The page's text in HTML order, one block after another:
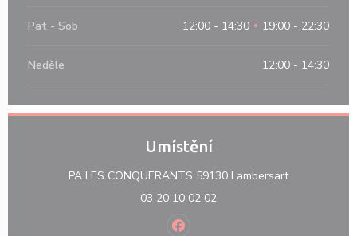
Pat - Sob 12:00 - 14:30 • 19:00 - 22:30
Neděle 12:00 - 14:30
Umístění
PA LES CONQUERANTS 59130 Lambersart((otevře se v
03 20 10 02 02
Facebook ((otevře se v novém